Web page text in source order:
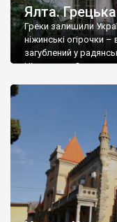
Ялта.
Греки залишили
ніжинські огірочки
загублений у
Ніжин греки?